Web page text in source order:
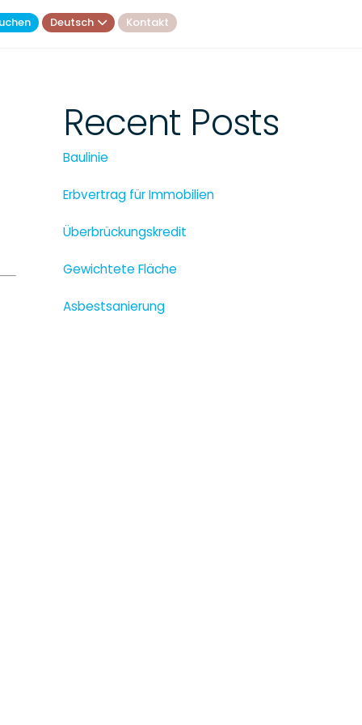
Deutsch Kontakt
Recent Posts
Baulinie
Erbvertrag für Immobilien
Überbrückungskredit
Gewichtete Fläche
Asbestsanierung